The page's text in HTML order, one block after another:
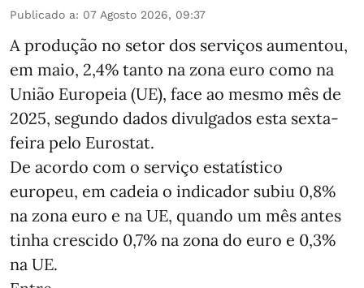
Publicado a: 07 Agosto 2026, 09:37
A produção no setor dos serviços aumentou,
em maio, 2,4% tanto na zona euro como na
União Europeia (UE), face ao mesmo mês de
2025, segundo dados divulgados esta sexta-
feira pelo Eurostat.
De acordo com o serviço estatístico
europeu, em cadeia o indicador subiu 0,8%
na zona euro e na UE, quando um mês antes
tinha crescido 0,7% na zona do euro e 0,3%
na UE.